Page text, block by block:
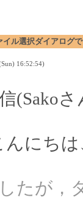
ル選択ダイアログ
16:52:54)
(Sako
んにちは
たが，